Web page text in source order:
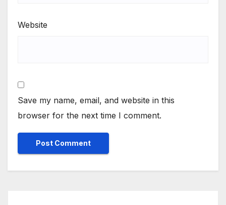
Website
Save my name, email, and website in this
browser for the next time I comment.